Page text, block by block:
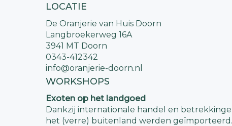
LOCATIE
De Oranjerie van Huis Doorn
Langbroekerweg 16A
3941 MT Doorn
0343-412342
info@oranjerie-doorn.nl
WORKSHOPS
Exoten op het landgoed
Dankzij internationale handel en
het (verre) buitenland werden